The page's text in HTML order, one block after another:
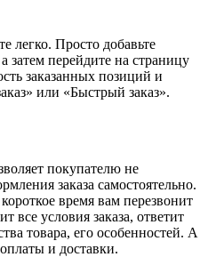
легко. Просто добавьте
затем перейдите на страницу
заказанных позиций и
или «Быстрый заказ».
покупателю не
заказа самостоятельно.
время вам перезвонит
все условия заказа, ответит
товара, его особенностей. А
и доставки.